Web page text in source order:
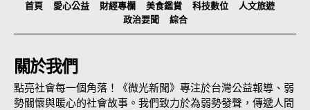
首頁 愛心公益 財經專欄 美食鑑賞 科技數位
人文旅遊
政治要聞
綜合
關於我們
點亮社會每一個角落！《微光新聞》專注於台灣公益報導、弱
勢關懷與暖心的社會故事。我們致力於為弱勢發聲，傳遞人間